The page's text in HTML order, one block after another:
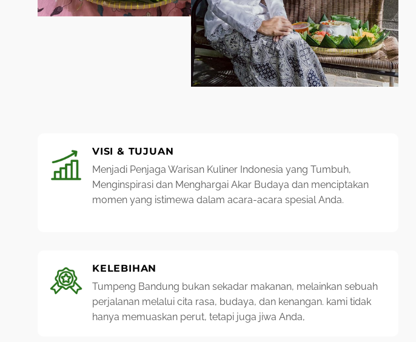
VISI & TUJUAN
Menjadi Penjaga Warisan Kuliner Indonesia yang Tumbuh,
Menginspirasi dan Menghargai Akar Budaya dan menciptakan
momen yang istimewa dalam acara-acara spesial Anda.
KELEBIHAN
Tumpeng Bandung bukan sekadar makanan, melainkan sebuah
perjalanan melalui cita rasa, budaya, dan kenangan. kami tidak
hanya memuaskan perut, tetapi juga jiwa Anda,